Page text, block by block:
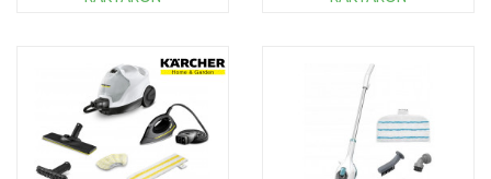
Összehasonlítás Összehasonlítás